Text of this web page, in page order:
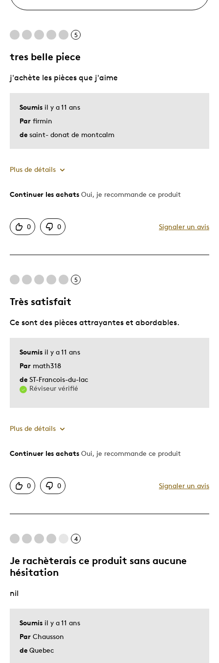
5
tres belle piece
Soumis il y a 11 ans
Par firmin
de saint- donat de montcalm
j'achète les pièces que j'aime
Plus de détails
Le pour
Motif attrayant
Unique en son genre
Décrivez-vous Guidé par la qualité
Continuer les achats Oui, je recommande ce produit
0 0 Signaler un avis
5
Très satisfait
Soumis il y a 11 ans
Par math318
de ST-Francois-du-lac
Réviseur vérifié
Ce sont des pièces attrayantes et abordables.
Plus de détails
Le pour
Motif attrayant
Très bonne qualité
Les meilleures utilisations
Occasion spéciale
Décrivez-vous
Continuer les achats Oui, je recommande ce produit
0 0 Signaler un avis
4
Je rachèterais ce produit sans aucune
hésitation
Soumis il y a 11 ans
Par Chausson
de Quebec
nil